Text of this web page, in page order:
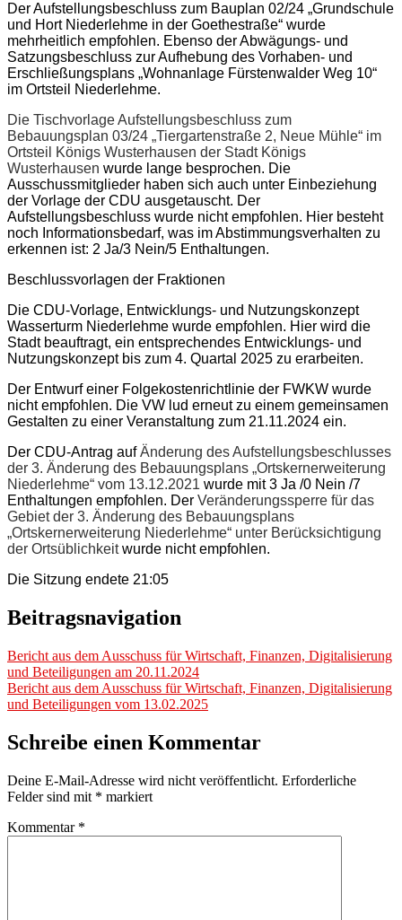
Der Aufstellungsbeschluss zum Bauplan 02/24 „Grundschule
und Hort Niederlehme in der Goethestraße“ wurde
mehrheitlich empfohlen. Ebenso der Abwägungs- und
Satzungsbeschluss zur Aufhebung des Vorhaben- und
Erschließungsplans „Wohnanlage Fürstenwalder Weg 10“
im Ortsteil Niederlehme.
Die TischvorlageAufstellungsbeschluss zum
Bebauungsplan 03/24 „Tiergartenstraße 2, Neue Mühle“ im
Ortsteil Königs Wusterhausen der Stadt Königs
Wusterhausen wurde lange besprochen. Die
Ausschussmitglieder haben sich auch unter Einbeziehung
der Vorlage der CDU ausgetauscht. Der
Aufstellungsbeschluss wurde nicht empfohlen. Hier besteht
noch Informationsbedarf, was im Abstimmungsverhalten zu
erkennen ist: 2 Ja/3 Nein/5 Enthaltungen.
Beschlussvorlagen der Fraktionen
Die CDU-Vorlage, Entwicklungs- und Nutzungskonzept
Wasserturm Niederlehme wurde empfohlen. Hier wird die
Stadt beauftragt, ein entsprechendes Entwicklungs- und
Nutzungskonzept bis zum 4. Quartal 2025 zu erarbeiten.
Der Entwurf einer Folgekostenrichtlinie der FWKW wurde
nicht empfohlen. Die VW lud erneutzu einem gemeinsamen
Gestalten zu einer Veranstaltung zum 21.11.2024 ein.
Der CDU-Antrag aufÄnderung des Aufstellungsbeschlusses
der 3. Änderung des Bebauungsplans „Ortskernerweiterung
Niederlehme“ vom 13.12.2021 wurde mit 3 Ja /0 Nein /7
Enthaltungen empfohlen. Der Veränderungssperre für das
Gebiet der 3. Änderung des Bebauungsplans
„Ortskernerweiterung Niederlehme“ unter Berücksichtigung
der Ortsüblichkeitwurde nicht empfohlen.
Die Sitzung endete 21:05
Beitragsnavigation
Bericht aus dem Ausschuss für Wirtschaft, Finanzen, Digitalisierung
und Beteiligungen am 20.11.2024
Bericht aus dem Ausschuss für Wirtschaft, Finanzen, Digitalisierung
und Beteiligungen vom 13.02.2025
Schreibe einen Kommentar
Deine E-Mail-Adresse wird nicht veröffentlicht. Erforderliche
Felder sind mit * markiert
Kommentar *